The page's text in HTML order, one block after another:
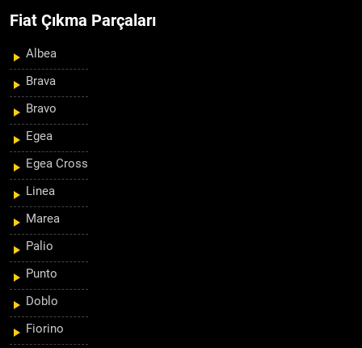
Fiat Çıkma Parçaları
Albea
Brava
Bravo
Egea
Egea Cross
Linea
Marea
Palio
Punto
Doblo
Fiorino